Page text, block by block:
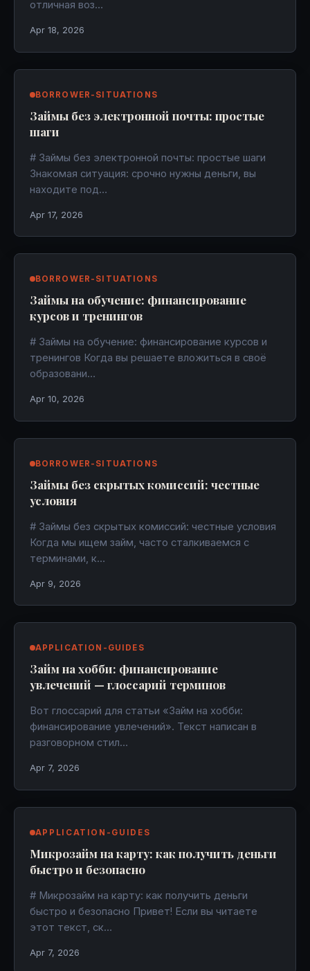
отличная воз…
Apr 18, 2026
BORROWER-SITUATIONS
Займы без электронной почты: простые
шаги
# Займы без электронной почты: простые шаги
Знакомая ситуация: срочно нужны деньги, вы
находите под…
Apr 17, 2026
BORROWER-SITUATIONS
Займы на обучение: финансирование
курсов и тренингов
# Займы на обучение: финансирование курсов и
тренингов Когда вы решаете вложиться в своё
образовани…
Apr 10, 2026
BORROWER-SITUATIONS
Займы без скрытых комиссий: честные
условия
# Займы без скрытых комиссий: честные условия
Когда мы ищем займ, часто сталкиваемся с
терминами, к…
Apr 9, 2026
APPLICATION-GUIDES
Займ на хобби: финансирование
увлечений — глоссарий терминов
Вот глоссарий для статьи «Займ на хобби:
финансирование увлечений». Текст написан в
разговорном стил…
Apr 7, 2026
APPLICATION-GUIDES
Микрозайм на карту: как получить деньги
быстро и безопасно
# Микрозайм на карту: как получить деньги
быстро и безопасно Привет! Если вы читаете
этот текст, ск…
Apr 7, 2026